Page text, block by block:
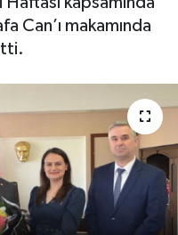
Can’ı makamında